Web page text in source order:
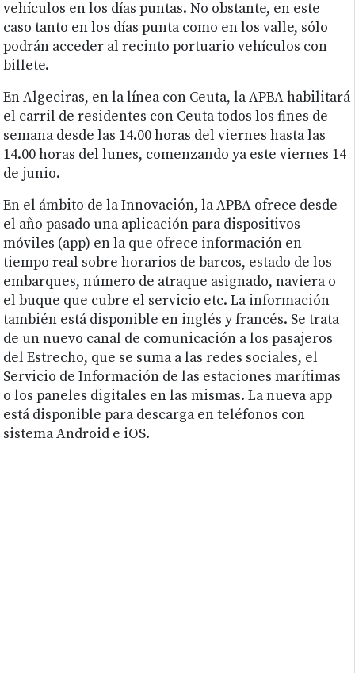
vehículos en los días puntas. No obstante, en este
caso tanto en los días punta como en los valle, sólo
podrán acceder al recinto portuario vehículos con
billete.
En Algeciras, en la línea con Ceuta, la APBA habilitará
el carril de residentes con Ceuta todos los fines de
semana desde las 14.00 horas del viernes hasta las
14.00 horas del lunes, comenzando ya este viernes 14
de junio.
En el ámbito de la Innovación, la APBA ofrece desde
el año pasado una aplicación para dispositivos
móviles (app) en la que ofrece información en
tiempo real sobre horarios de barcos, estado de los
embarques, número de atraque asignado, naviera o
el buque que cubre el servicio etc. La información
también está disponible en inglés y francés. Se trata
de un nuevo canal de comunicación a los pasajeros
del Estrecho, que se suma a las redes sociales, el
Servicio de Información de las estaciones marítimas
o los paneles digitales en las mismas. La nueva app
está disponible para descarga en teléfonos con
sistema Android e iOS.